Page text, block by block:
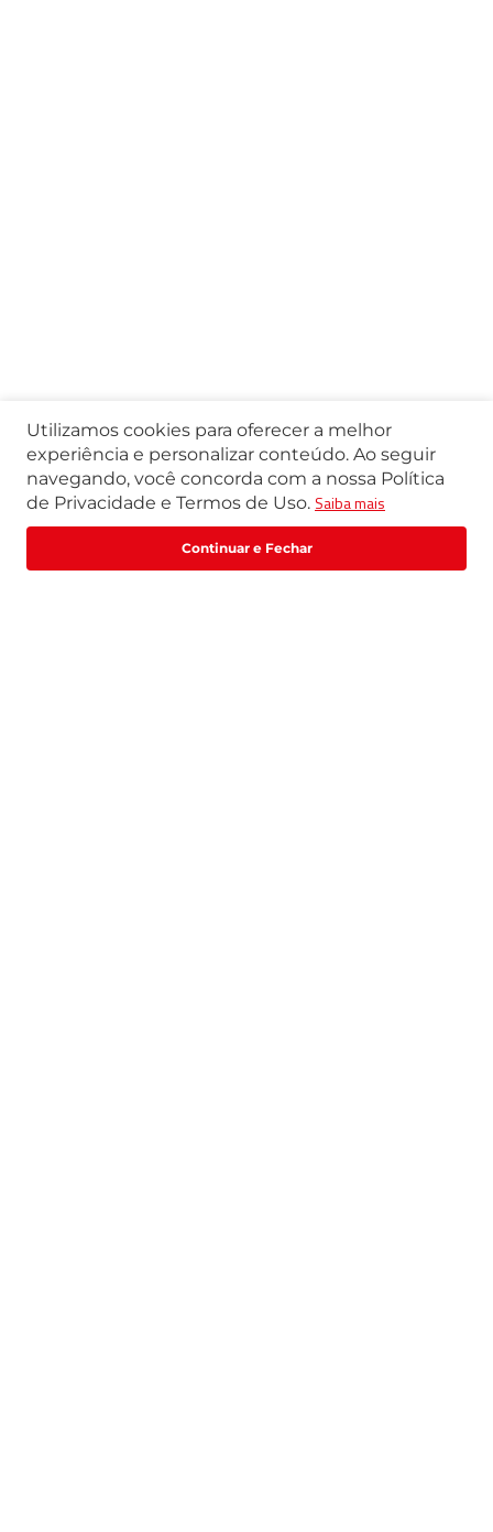
Utilizamos cookies para oferecer a melhor
experiência e personalizar conteúdo. Ao seguir
navegando, você concorda com a nossa Política
de Privacidade e Termos de Uso. Saiba mais